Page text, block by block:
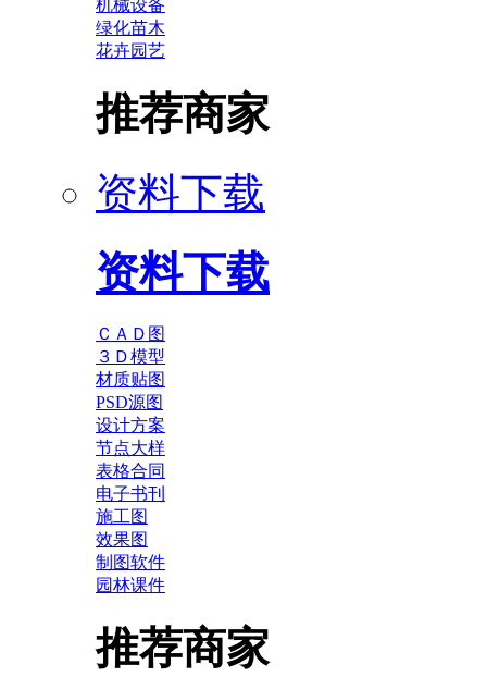
机械设备
绿化苗木
花卉园艺
推荐商家
资料下载
资料下载
ＣＡＤ图
３Ｄ模型
材质贴图
PSD源图
设计方案
节点大样
表格合同
电子书刊
施工图
效果图
制图软件
园林课件
推荐商家